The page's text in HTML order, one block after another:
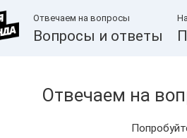
Отвечаем на вопросы
Вопросы и ответы
Отвечаем на